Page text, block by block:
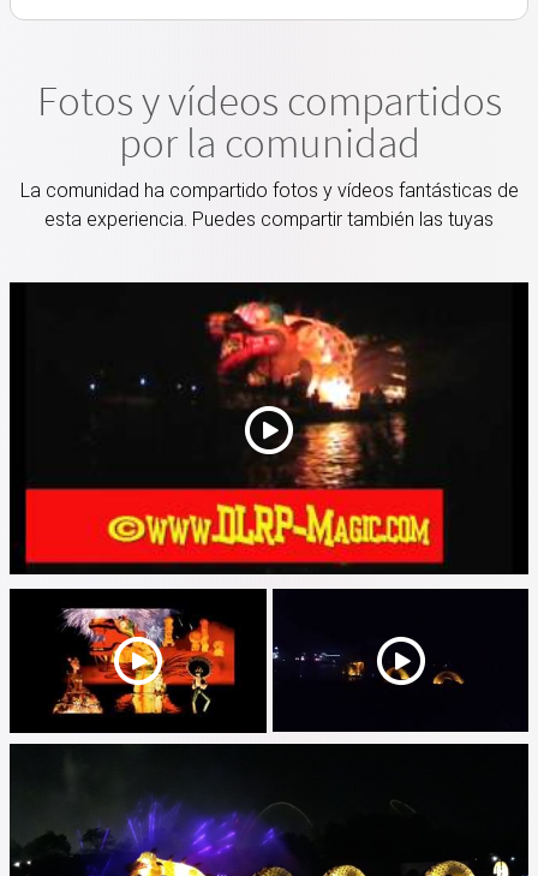
Fotos y vídeos compartidos
por la comunidad
La comunidad ha compartido fotos y vídeos fantásticas de
esta experiencia. Puedes compartir también las tuyas